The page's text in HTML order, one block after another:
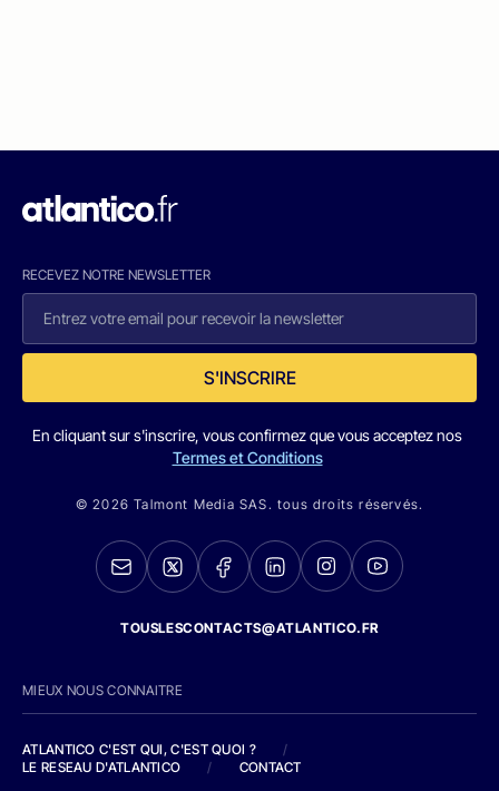
RECEVEZ NOTRE NEWSLETTER
S'INSCRIRE
En cliquant sur s'inscrire, vous confirmez que vous acceptez nos
Termes et Conditions
© 2026 Talmont Media SAS. tous droits réservés.
TOUSLESCONTACTS@ATLANTICO.FR
MIEUX NOUS CONNAITRE
ATLANTICO C'EST QUI, C'EST QUOI ?
/
LE RESEAU D'ATLANTICO
/ CONTACT